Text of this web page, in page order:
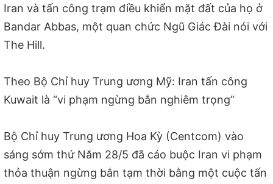
Iran và tấn công trạm điều khiển mặt đất của họ ở
Bandar Abbas, một quan chức Ngũ Giác Đài nói với
The Hill.
Theo Bộ Chỉ huy Trung ương Mỹ: Iran tấn công
Kuwait là “vi phạm ngừng bắn nghiêm trọng”
Bộ Chỉ huy Trung ương Hoa Kỳ (Centcom) vào
sáng sớm thứ Năm 28/5 đã cáo buộc Iran vi phạm
thỏa thuận ngừng bắn tạm thời bằng một cuộc tấn